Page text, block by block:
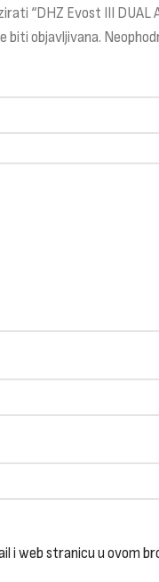
“DHZ Evost III DUAL
biti objavljivana.
i web stranicu u ovom